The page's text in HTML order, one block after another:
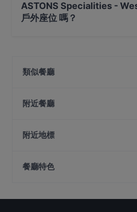
ASTONS Specialities -
戶外座位 嗎？
類似餐廳
Bebek Goreng Pak Ndut -
ANDES by ASTONS - IMM
Jurong East
附近餐廳
Bombay Grill Singapore
NOBU Singapore
附近地標
Ue Square, 新加坡
餐廳特色
在 新加坡 的 親子友善餐廳